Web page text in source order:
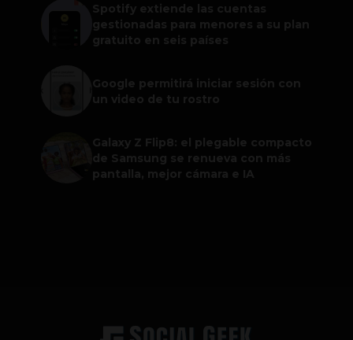
Spotify extiende las cuentas
gestionadas para menores a su plan
gratuito en seis países
Google permitirá iniciar sesión con
un video de tu rostro
Galaxy Z Flip8: el plegable compacto
de Samsung se renueva con más
pantalla, mejor cámara e IA